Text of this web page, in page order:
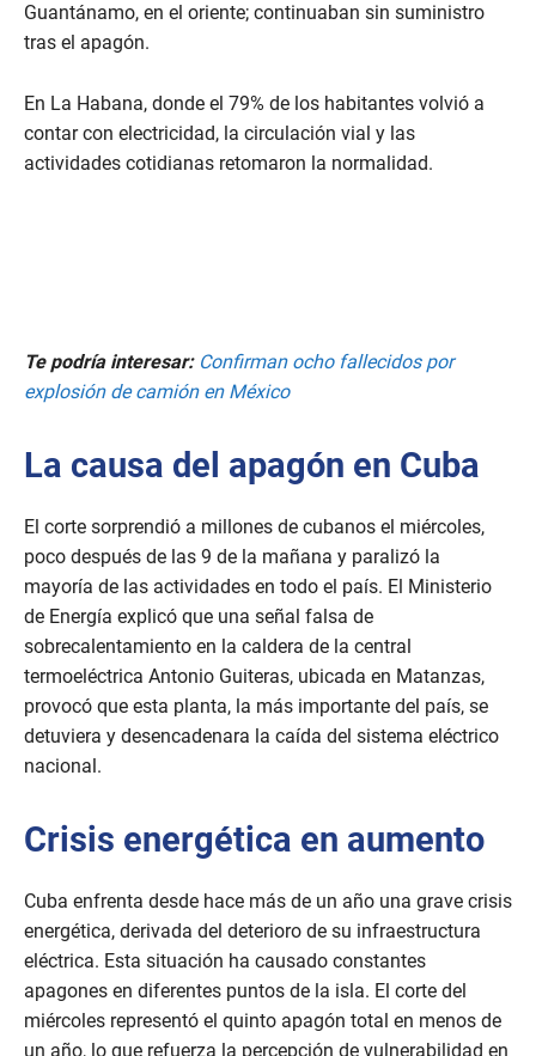
Guantánamo, en el oriente; continuaban sin suministro
tras el apagón.
En La Habana, donde el 79% de los habitantes volvió a
contar con electricidad, la circulación vial y las
actividades cotidianas retomaron la normalidad.
Te podría interesar: Confirman ocho fallecidos por
explosión de camión en México
La causa del apagón en Cuba
El corte sorprendió a millones de cubanos el miércoles,
poco después de las 9 de la mañana y paralizó la
mayoría de las actividades en todo el país. El Ministerio
de Energía explicó que una señal falsa de
sobrecalentamiento en la caldera de la central
termoeléctrica Antonio Guiteras, ubicada en Matanzas,
provocó que esta planta, la más importante del país, se
detuviera y desencadenara la caída del sistema eléctrico
nacional.
Crisis energética en aumento
Cuba enfrenta desde hace más de un año una grave crisis
energética, derivada del deterioro de su infraestructura
eléctrica. Esta situación ha causado constantes
apagones en diferentes puntos de la isla. El corte del
miércoles representó el quinto apagón total en menos de
un año, lo que refuerza la percepción de vulnerabilidad en